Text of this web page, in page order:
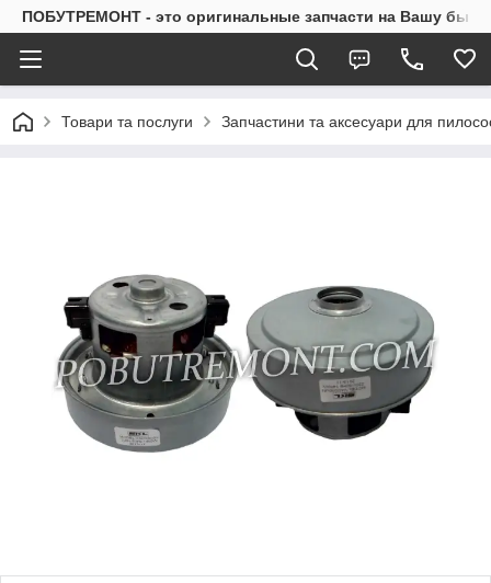
ПОБУТРЕМОНТ - это оригинальные запчасти на Вашу
Товари та послуги Запчастини та аксесуари для